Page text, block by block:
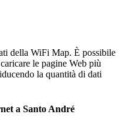
della WiFi Map. È possibile
le pagine Web più
la quantità di dati
a Santo André